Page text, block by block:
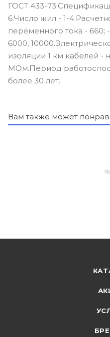
ГОСТ 433-
6:Число жил - 1-
переменного тока - 660;
6000,
изоляции 1 км кабелей -
МОм.Период
более 30 лет.
Вам также может